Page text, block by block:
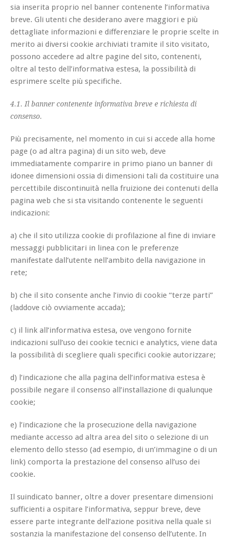
sia inserita proprio nel banner contenente l’informativa
breve. Gli utenti che desiderano avere maggiori e più
dettagliate informazioni e differenziare le proprie scelte in
merito ai diversi cookie archiviati tramite il sito visitato,
possono accedere ad altre pagine del sito, contenenti,
oltre al testo dell’informativa estesa, la possibilità di
esprimere scelte più specifiche.
4.1. Il banner contenente informativa breve e richiesta di
consenso.
Più precisamente, nel momento in cui si accede alla home
page (o ad altra pagina) di un sito web, deve
immediatamente comparire in primo piano un banner di
idonee dimensioni ossia di dimensioni tali da costituire una
percettibile discontinuità nella fruizione dei contenuti della
pagina web che si sta visitando contenente le seguenti
indicazioni:
a) che il sito utilizza cookie di profilazione al fine di inviare
messaggi pubblicitari in linea con le preferenze
manifestate dall’utente nell’ambito della navigazione in
rete;
b) che il sito consente anche l’invio di cookie “terze parti”
(laddove ciò ovviamente accada);
c) il link all’informativa estesa, ove vengono fornite
indicazioni sull’uso dei cookie tecnici e analytics, viene data
la possibilità di scegliere quali specifici cookie autorizzare;
d) l’indicazione che alla pagina dell’informativa estesa è
possibile negare il consenso all’installazione di qualunque
cookie;
e) l’indicazione che la prosecuzione della navigazione
mediante accesso ad altra area del sito o selezione di un
elemento dello stesso (ad esempio, di un’immagine o di un
link) comporta la prestazione del consenso all’uso dei
cookie.
Il suindicato banner, oltre a dover presentare dimensioni
sufficienti a ospitare l’informativa, seppur breve, deve
essere parte integrante dell’azione positiva nella quale si
sostanzia la manifestazione del consenso dell’utente. In